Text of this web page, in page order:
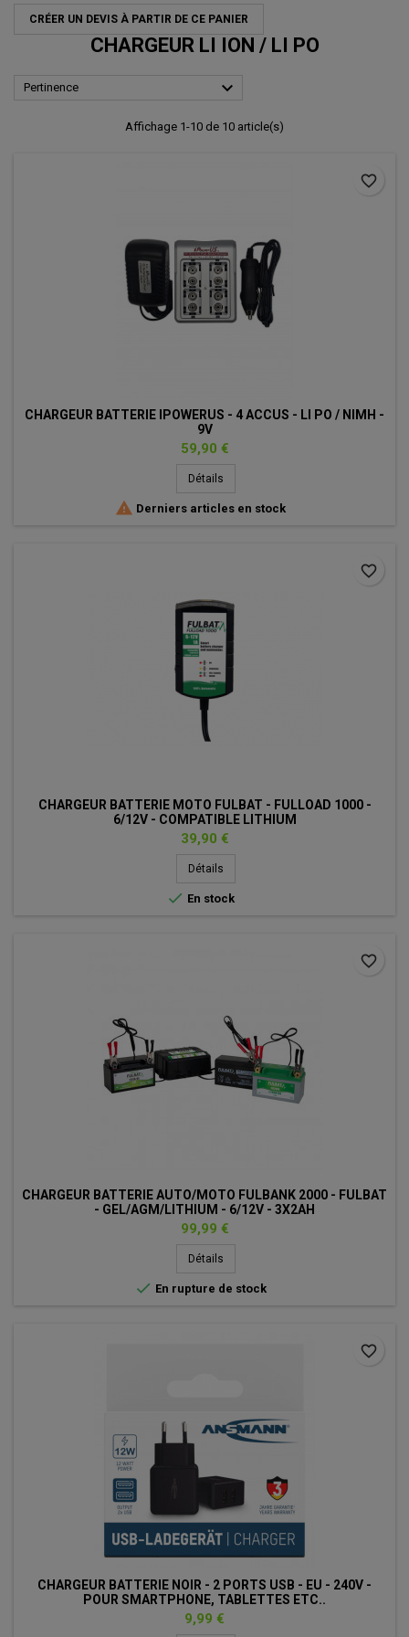
CRÉER UN DEVIS À PARTIR DE CE PANIER
CHARGEUR LI ION / LI PO
Pertinence 
Affichage 1-10 de 10 article(s)
CHARGEUR BATTERIE IPOWERUS - 4 ACCUS - LI PO / NIMH -
9V
Prix
59,90 €
Détails
 Derniers articles en stock
favorite_border
CHARGEUR BATTERIE MOTO FULBAT - FULLOAD 1000 -
6/12V - COMPATIBLE LITHIUM
Prix
39,90 €
Détails
 En stock
favorite_border
CHARGEUR BATTERIE AUTO/MOTO FULBANK 2000 - FULBAT
- GEL/AGM/LITHIUM - 6/12V - 3X2AH
Prix
99,99 €
Détails
 En rupture de stock
favorite_border
CHARGEUR BATTERIE NOIR - 2 PORTS USB - EU - 240V -
POUR SMARTPHONE, TABLETTES ETC..
Prix
9,99 €
favorite_border